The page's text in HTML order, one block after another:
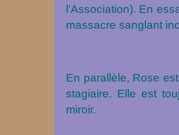
l'Association). En
massacre sanglant
En parallèle, Rose
stagiaire. Elle est
miroir.